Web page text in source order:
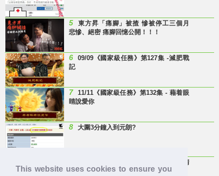
This website uses cookies to ensure you
5
東方昇「痛腳」被揸 慘被停工三個月
悲慘、絕密 痛腳回憶公開！！！
6
09/09《國家級任務》第127集 -減肥戰
記
7
11/11《國家級任務》第132集 - 藉着眼
睛說愛你
8 大圍3分鐘入到元朗?
Last Minute 迎接Baby雞精班！滴雞精
邊隻好？